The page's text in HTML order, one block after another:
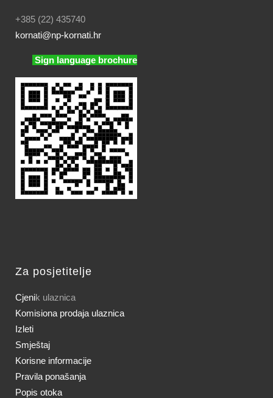
+385 (22) 435740
kornati@np-kornati.hr
Sign language brochure
Za posjetitelje
Cjenik ulaznica
Komisiona prodaja ulaznica
Izleti
Smještaj
Korisne informacije
Pravila ponašanja
Popis otoka